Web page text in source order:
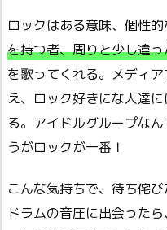
ロックはある意味、個性的
を持つ者、周りと少し違
を歌ってくれる。 メディ
え、ロック好きにな人達
る。アイドルグループな
うがロックが一番！
こんな気持ちで、待ち侘
ドラムの音圧に出会ったら、